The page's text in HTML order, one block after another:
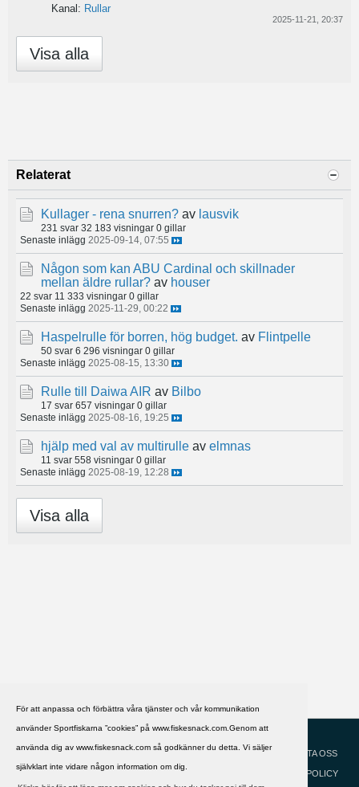
För att anpassa och förbättra våra tjänster och vår kommunikation
använder Sportfiskarna ”cookies” på www.fiskesnack.com.Genom att
använda dig av www.fiskesnack.com så godkänner du detta. Vi säljer
självklart inte vidare någon information om dig.
Kanal: Rullar
2025-11-21, 20:37
Visa alla
Relaterat
Kullager - rena snurren? av lausvik
231 svar 32 183 visningar 0 gillar
Senaste inlägg 2025-09-14, 07:55
Någon som kan ABU Cardinal och skillnader
mellan äldre rullar? av houser
22 svar 11 333 visningar 0 gillar
Senaste inlägg 2025-11-29, 00:22
Haspelrulle för borren, hög budget. av Flintpelle
50 svar 6 296 visningar 0 gillar
Senaste inlägg 2025-08-15, 13:30
Rulle till Daiwa AIR av Bilbo
17 svar 657 visningar 0 gillar
Senaste inlägg 2025-08-16, 19:25
hjälp med val av multirulle av elmnas
11 svar 558 visningar 0 gillar
Senaste inlägg 2025-08-19, 12:28
Visa alla
HJÄLP
KONTAKTA OSS
COOKIEPOLICY